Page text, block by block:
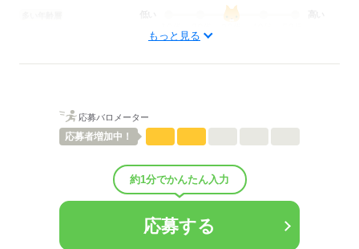
低い
しずか
≪会長の運転手＆事務≫会長が現場へ行く際の送迎。PC入力や来客
対応などの事務。事務デビュー歓迎！
25人
平均年齢
もっと見る
応募バロメーター
応募者増加中！
約1分でかんたん入力
応募する